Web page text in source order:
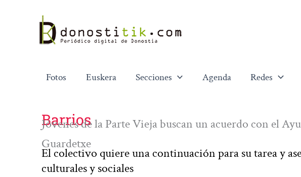
contenido
Fotos Euskera Secciones Agenda Redes
Barrios
Jóvenes de la Parte Vieja buscan un acuerdo con el
Guardetxe
El colectivo quiere una continuación para su tarea y
culturales y sociales